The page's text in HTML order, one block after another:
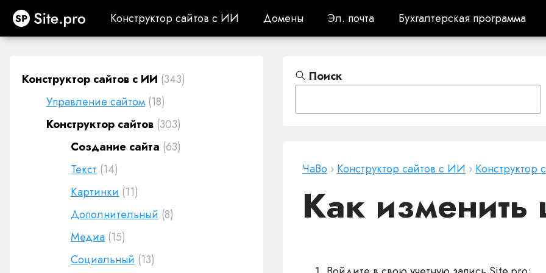
Site.pro Конструктор сайтов с ИИ
Конструктор сайтов с ИИ Домены
Домены Эл. почта
Эл. почта Бухгалтерская программа
Бухгалтерская программа
Конструктор сайтов с ИИ (343)
Управление сайтом (18)
Конструктор сайтов (303)
Создание сайта (63)
Текст (14)
Картинки (11)
Дополнительный (8)
Медиа (15)
Социальный (13)
Поиск
ЧаВо › Конструктор сайтов с ИИ › Конструктор
Как